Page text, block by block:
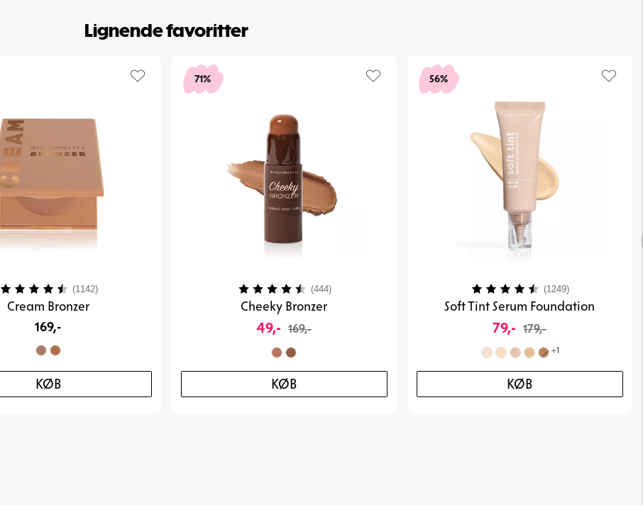
Lignende favoritter
Cream Bronzer
169,-
KØB
Vurdering: (1142)4.3 ud af 5 stjerner
71%
Cheeky Bronzer
49,- 169,-
KØB
Vurdering: (444)4.3 ud af 5 stjerner
56%
Soft Tint Serum Foundation
79,- 179,-
+1
KØB
Vurdering: (1249)